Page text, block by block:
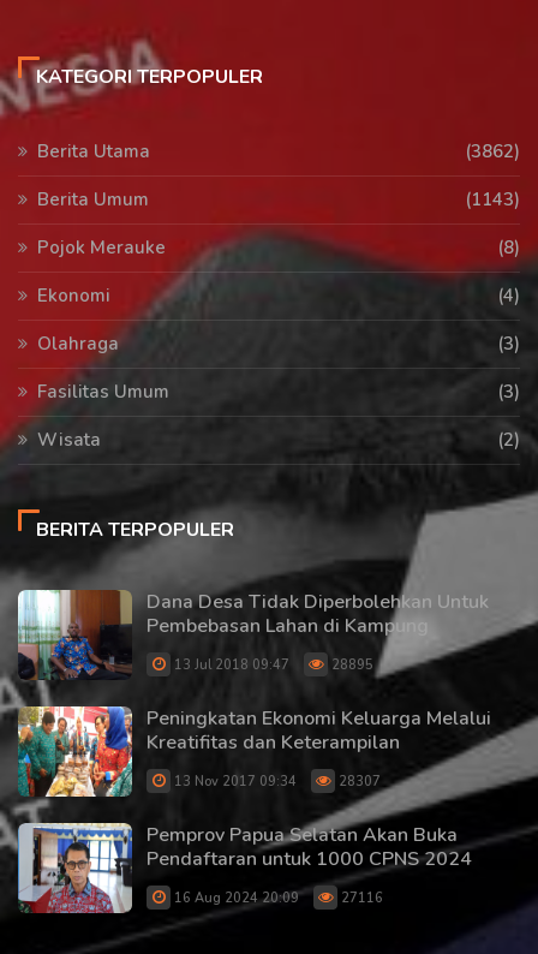
KATEGORI TERPOPULER
Berita Utama
(3862)
Berita Umum
(1143)
Pojok Merauke
(8)
Ekonomi
(4)
Olahraga
(3)
Fasilitas Umum
(3)
Wisata
(2)
BERITA TERPOPULER
Dana Desa Tidak Diperbolehkan Untuk
Pembebasan Lahan di Kampung
13 Jul 2018 09:47 28895
Peningkatan Ekonomi Keluarga Melalui
Kreatifitas dan Keterampilan
13 Nov 2017 09:34 28307
Pemprov Papua Selatan Akan Buka
Pendaftaran untuk 1000 CPNS 2024
16 Aug 2024 20:09 27116